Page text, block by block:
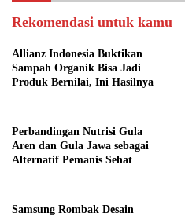
Rekomendasi untuk kamu
Allianz Indonesia Buktikan
Sampah Organik Bisa Jadi
Produk Bernilai, Ini Hasilnya
Perbandingan Nutrisi Gula
Aren dan Gula Jawa sebagai
Alternatif Pemanis Sehat
Samsung Rombak Desain